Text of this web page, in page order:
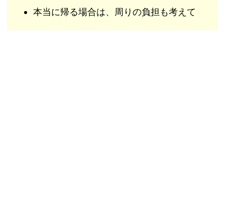
本当に帰る場合は、周りの負担も考えて